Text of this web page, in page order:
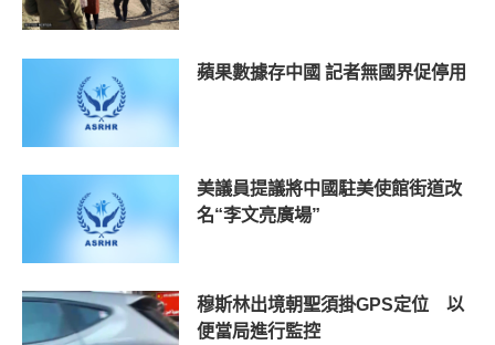
蘋果數據存中國 記者無國界促停用
美議員提議將中國駐美使館街道改
名“李文亮廣場”
穆斯林出境朝聖須掛GPS定位 以
便當局進行監控